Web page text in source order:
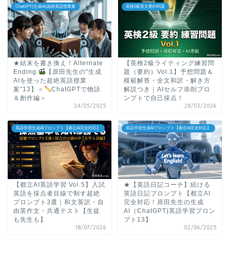
ChatGPT(生成AI)超絶英語授業案
★結末を書き換え！Alternate
Ending
【原田先生の"生成
AIを使った超絶英語授業
案"13】＜
ChatGPTで物語
＆創作編＞
24/05/2025
英検2級英文要約問題
【英検2級ライティング練習問
題（要約）Vol.1】予想問題＆
模範解答・全文和訳・解き方
解説つき｜AIセルフ添削プロ
ンプトで自己採点！
28/03/2026
英語学習生成AIプロンプト【都立AI完全対応】
【都立AI英語学習 Vol.5】入試
英語を採点者目線で制す超絶
プロンプト3選｜和文英訳・自
由英作文・共通テスト【生徒
も先生も】
18/07/2026
英語学習生成AIプロンプト【都立AI完全対応】
★【英語日記コーチ】続ける
英語日記プロンプト【都立AI
完全対応！原田先生の生成
AI（ChatGPT)英語学習プロン
プト13】
02/06/2025